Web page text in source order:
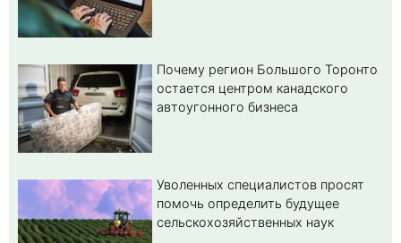
Почему регион Большого Торонто
остается центром канадского
автоугонного бизнеса
Уволенных специалистов просят
помочь определить будущее
сельскохозяйственных наук